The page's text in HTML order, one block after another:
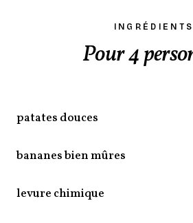
INGRÉDIENTS
Pour 4
patates douces
bananes bien mûres
levure chimique